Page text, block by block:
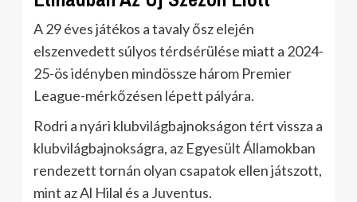
A 29 éves játékos a tavaly ősz elején
elszenvedett súlyos térdsérülése miatt a 2024-
25-ös idényben mindössze három Premier
League-mérkőzésen lépett pályára.
Rodri a nyári klubvilágbajnokságon tért vissza a
klubvilágbajnokságra, az Egyesült Államokban
rendezett tornán olyan csapatok ellen játszott,
mint az Al Hilal és a Juventus.